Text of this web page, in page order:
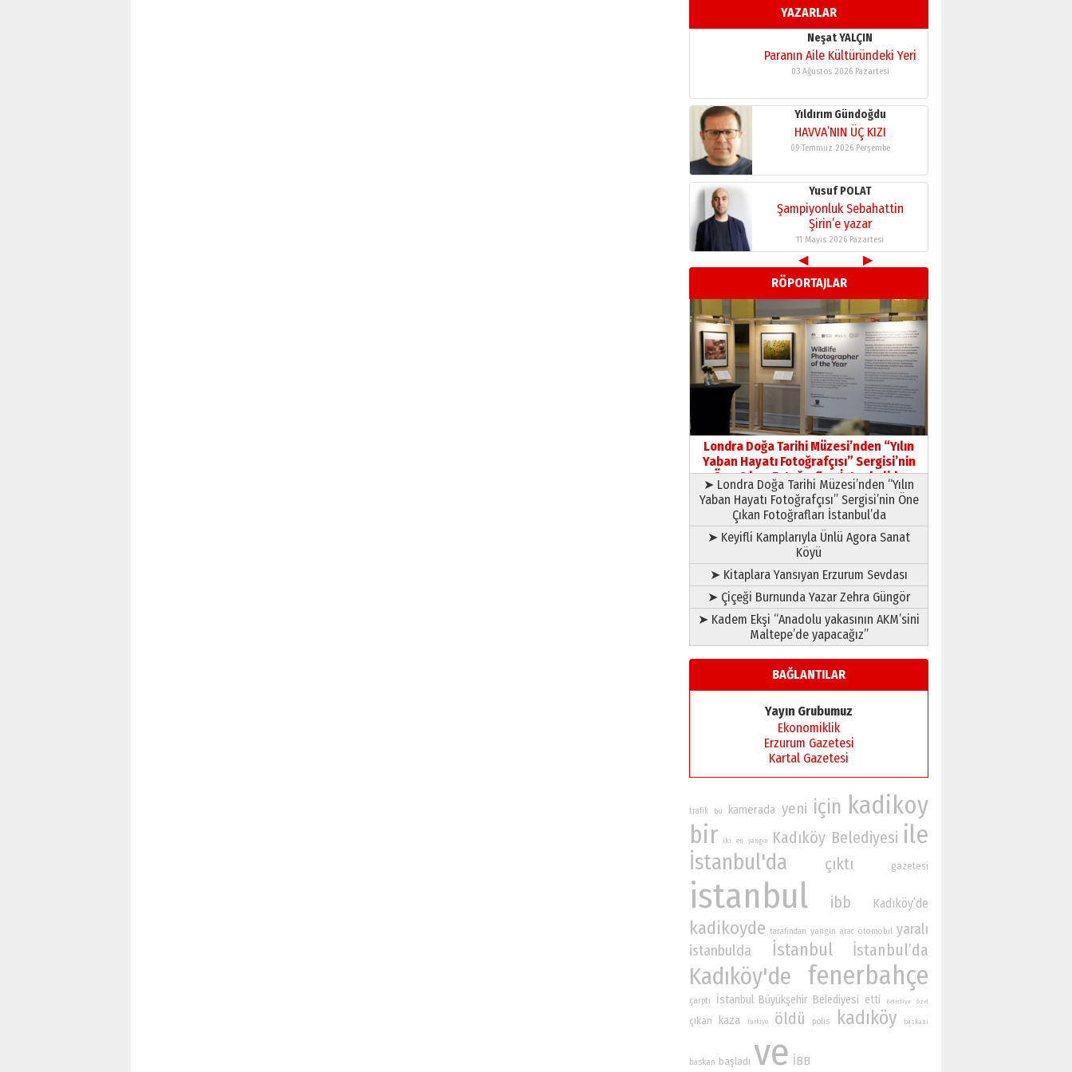
YAZARLAR
11 Mayıs 2026 Pazartesi
Neşat YALÇIN
Paranın Aile Kültüründeki Yeri
03 Ağustos 2026 Pazartesi
Yıldırım Gündoğdu
HAVVA’NIN ÜÇ KIZI
09 Temmuz 2026 Perşembe
Yusuf POLAT
Şampiyonluk Sebahattin
Şirin’e yazar
11 Mayıs 2026 Pazartesi
Neşat YALÇIN
Paranın Aile Kültüründeki Yeri
03 Ağustos 2026 Pazartesi
Yıldırım Gündoğdu
HAVVA’NIN ÜÇ KIZI
09 Temmuz 2026 Perşembe
Yusuf POLAT
Şampiyonluk Sebahattin
Şirin’e yazar
11 Mayıs 2026 Pazartesi
◀
▶
RÖPORTAJLAR
Londra Doğa Tarihi Müzesi’nden “Yılın
Yaban Hayatı Fotoğrafçısı” Sergisi’nin
Öne Çıkan Fotoğrafları İstanbul’da
➤ Londra Doğa Tarihi Müzesi’nden “Yılın
Yaban Hayatı Fotoğrafçısı” Sergisi’nin Öne
Çıkan Fotoğrafları İstanbul’da
➤ Keyifli Kamplarıyla Ünlü Agora Sanat
Köyü
➤ Kitaplara Yansıyan Erzurum Sevdası
➤ Çiçeği Burnunda Yazar Zehra Güngör
➤ Kadem Ekşi “Anadolu yakasının AKM’sini
Maltepe’de yapacağız”
BAĞLANTILAR
Yayın Grubumuz
Ekonomiklik
Erzurum Gazetesi
Kartal Gazetesi
trafik bu kamerada yeni için kadikoy
bir
iki en yangın Kadıköy Belediyesi ile
İstanbul'da çıktı gazetesi
istanbul ibb Kadıköy’de
kadikoyde tarafından yangin arac otomobil yaralı
istanbulda
İstanbul İstanbul’da
Kadıköy'de fenerbahçe
çarptı İstanbul Büyükşehir Belediyesi etti Belediye özel
çıkan kaza turkiye öldü polis kadıköy baskani
baskan başladı ve İBB